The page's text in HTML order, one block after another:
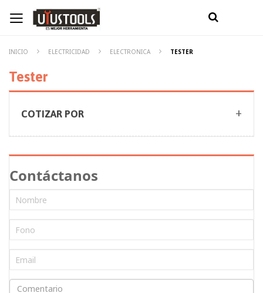
INICIO ELECTRICIDAD ELECTRONICA TESTER
Tester
COTIZAR POR
Contáctanos